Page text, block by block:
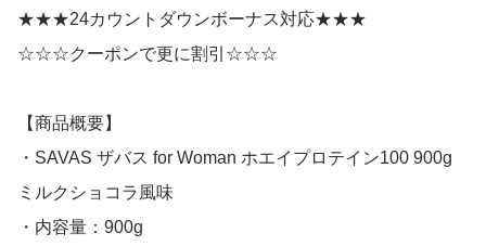
★★★24カウントダウンボーナス対応★★★
☆☆☆クーポンで更に割引☆☆☆
【商品概要】
・SAVAS ザバス for Woman ホエイプロテイン100 900g
ミルクショコラ風味
・内容量：900g